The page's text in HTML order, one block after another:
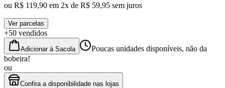
ou R$ 119,90 em 2x de R$ 59,95 sem juros
Ver parcelas
+50 vendidos
Adicionar à Sacola
Poucas unidades disponíveis, não da
bobeira!
ou
Confira a disponibilidade nas lojas